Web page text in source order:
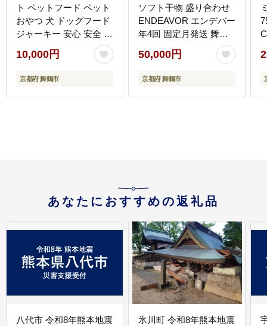
ト ペットフード ペット
おやつ 犬 ドッグフード
ジャーキー 安心 安全 ペ
ット フード ペット用品
いぬ 犬用 魚 海鮮 ごは
ん ご飯 餌 エサ わんこ
舞鶴市 京都府
10,000円
京都府 舞鶴市
ソフト干物 盛り合わせ
ENDEAVOR エンデバー
年4回 固定月発送 舞鶴
京都 ソフト干物 干物 生
干物 新感覚 TV出演 人
気
50,000円
京都府 舞鶴市
あなたにおすすめの返礼品
八代市 令和8年熊本地震
氷川町 令和8年熊本地震